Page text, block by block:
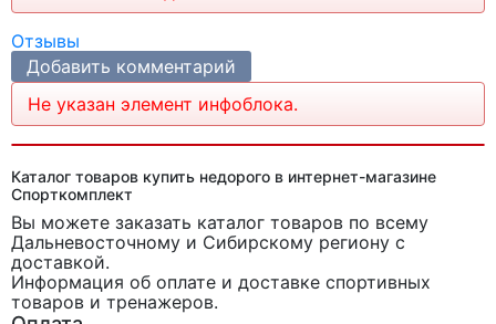
Отзывы
Добавить комментарий
Не указан элемент инфоблока.
Каталог товаров купить недорого в интернет-магазине
Спорткомплект
Вы можете заказать каталог товаров по всему
Дальневосточному и Сибирскому региону с
доставкой.
Информация об оплате и доставке спортивных
товаров и тренажеров.